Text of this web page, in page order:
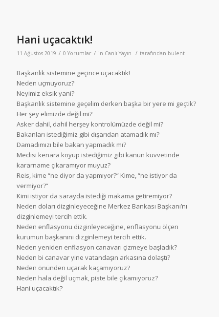
Hani uçacaktık!
11 Ağustos 2019 / 0 Yorumlar / in Canlı Yayın / tarafından bulent
Başkanlık sistemine geçince uçacaktık!
Neden uçmuyoruz?
Neyimiz eksik yani?
Başkanlık sistemine geçelim derken başka bir yere mi geçtik?
Her şey elimizde değil mi?
Asker dahil, dahil herşey kontrolümüzde değil mi?
Bakanları istediğimiz gibi dışarıdan atamadık mı?
Damadımızı bile bakan yapmadık mı?
Meclisi kenara koyup istediğimiz gibi kanun kuvvetinde
kararname çıkaramıyor muyuz?
Reis, kime “ne diyor da yapmıyor?” Kime, “ne istiyor da
vermiyor?”
Kimi istiyor da sarayda istediği makama getiremiyor?
Neden doları dizginleyeceğine Merkez Bankası Başkanı’nı
dizginlemeyi tercih ettik.
Neden enflasyonu dizginleyeceğine, enflasyonu ölçen
kurumun başkanını dizginlemeyi tercih ettik.
Neden yeniden enflasyon canavarı çizmeye başladık?
Neden bi canavar yine vatandaşın arkasına dolaştı?
Neden önünden uçarak kaçamıyoruz?
Neden hala değil uçmak, piste bile çıkamıyoruz?
Hani uçacaktık?